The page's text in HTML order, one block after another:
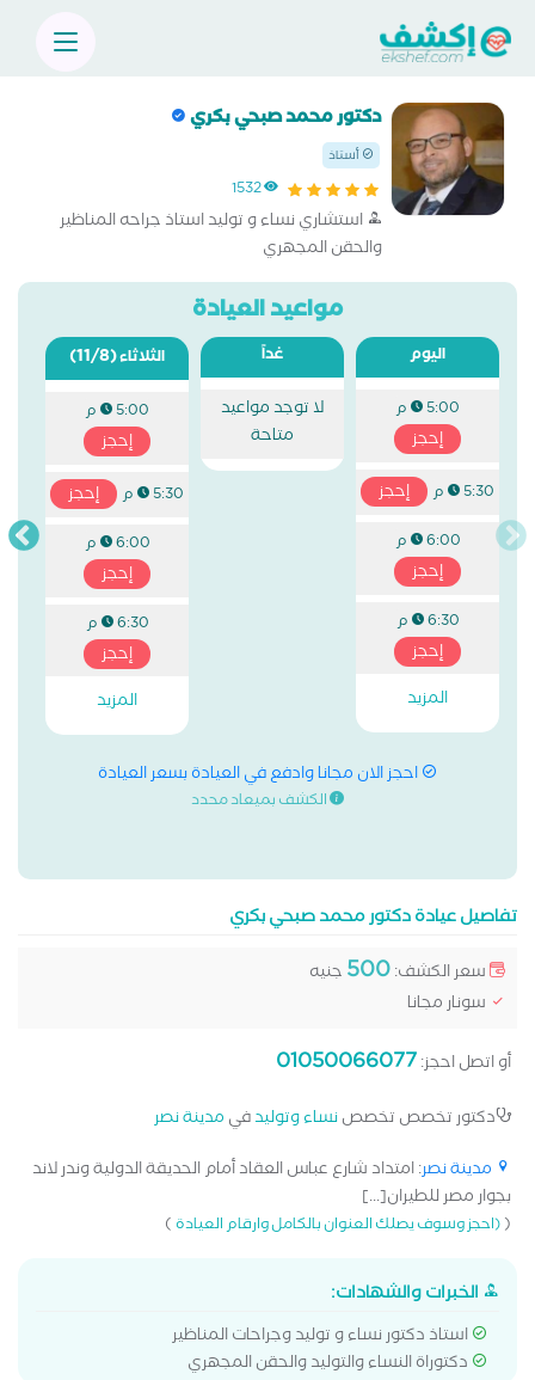
دكتور محمد صبحي بكري
أستاذ
1532
استشاري نساء و توليد استاذ جراحه المناظير
والحقن المجهري
مواعيد العيادة
اليوم
5:00 م
إحجز
5:30 م إحجز
6:00 م
إحجز
6:30 م
إحجز
المزيد
غداً
لا توجد مواعيد
متاحة
الثلاثاء(11/8)
5:00 م
إحجز
5:30 م إحجز
6:00 م
إحجز
6:30 م
إحجز
المزيد
احجز الان مجانا وادفع في العيادة بسعر العيادة
الكشف بميعاد محدد
تفاصيل عيادة دكتور محمد صبحي بكري
سعر الكشف:500 جنيه
سونار مجانا
أو اتصل احجز:01050066077
دكتور تخصص تخصصنساء وتوليدفي مدينة نصر
مدينة نصر: امتداد شارع عباس العقاد أمام الحديقة الدولية وندر لاند
بجوار مصر للطيران[...]
((احجز وسوف يصلك العنوان بالكامل وارقام العيادة)
الخبرات والشهادات:
استاذ دكتور نساء و توليد وجراحات المناظير
دكتوراة النساء والتوليد والحقن المجهري